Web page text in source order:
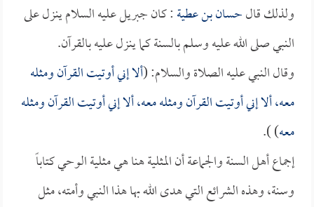
ولذلك قالحسان بن عطية: كان جبريل عليه السلام ينزل على
النبي صلى الله عليه وسلم بالسنة كما ينزل عليه بالقرآن.
وقال النبي عليه الصلاة والسلام: (ألا إني أوتيت القرآن ومثله
معه، ألا إني أوتيت القرآن ومثله معه، ألا إني أوتيت القرآن ومثله
معه) ).
إجماع أهل السنة والجماعة أن المثلية هنا هي مثلية الوحي كتاباً
وسنة، وهذه الشرائع التي هدى الله بها هذا النبي وأمته، مثل